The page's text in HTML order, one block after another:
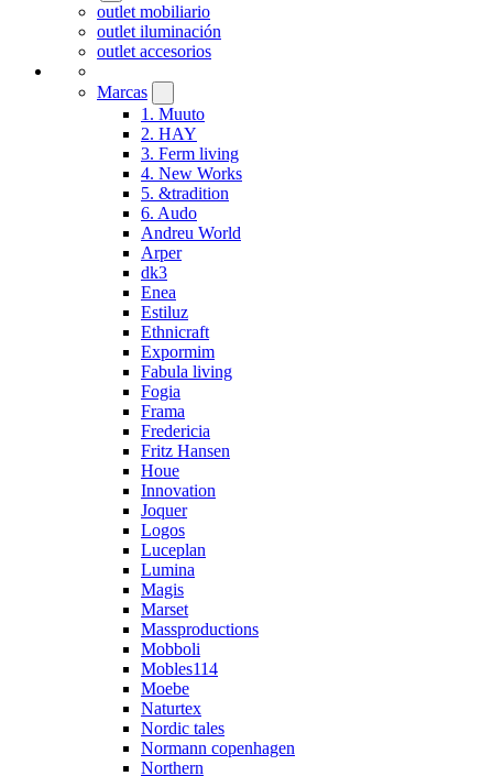
outlet mobiliario
outlet iluminación
outlet accesorios
Marcas
1. Muuto
2. HAY
3. Ferm living
4. New Works
5. &tradition
6. Audo
Andreu World
Arper
dk3
Enea
Estiluz
Ethnicraft
Expormim
Fabula living
Fogia
Frama
Fredericia
Fritz Hansen
Houe
Innovation
Joquer
Logos
Luceplan
Lumina
Magis
Marset
Massproductions
Mobboli
Mobles114
Moebe
Naturtex
Nordic tales
Normann copenhagen
Northern